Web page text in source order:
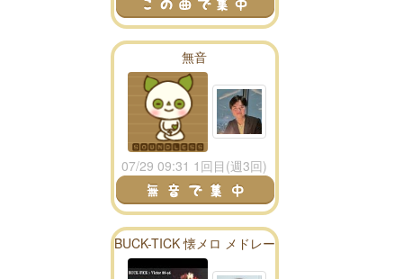
無音
07/29 09:31 1回目(週3回)
BUCK-TICK 懐メロ メドレー
(Victor 1988-1996)